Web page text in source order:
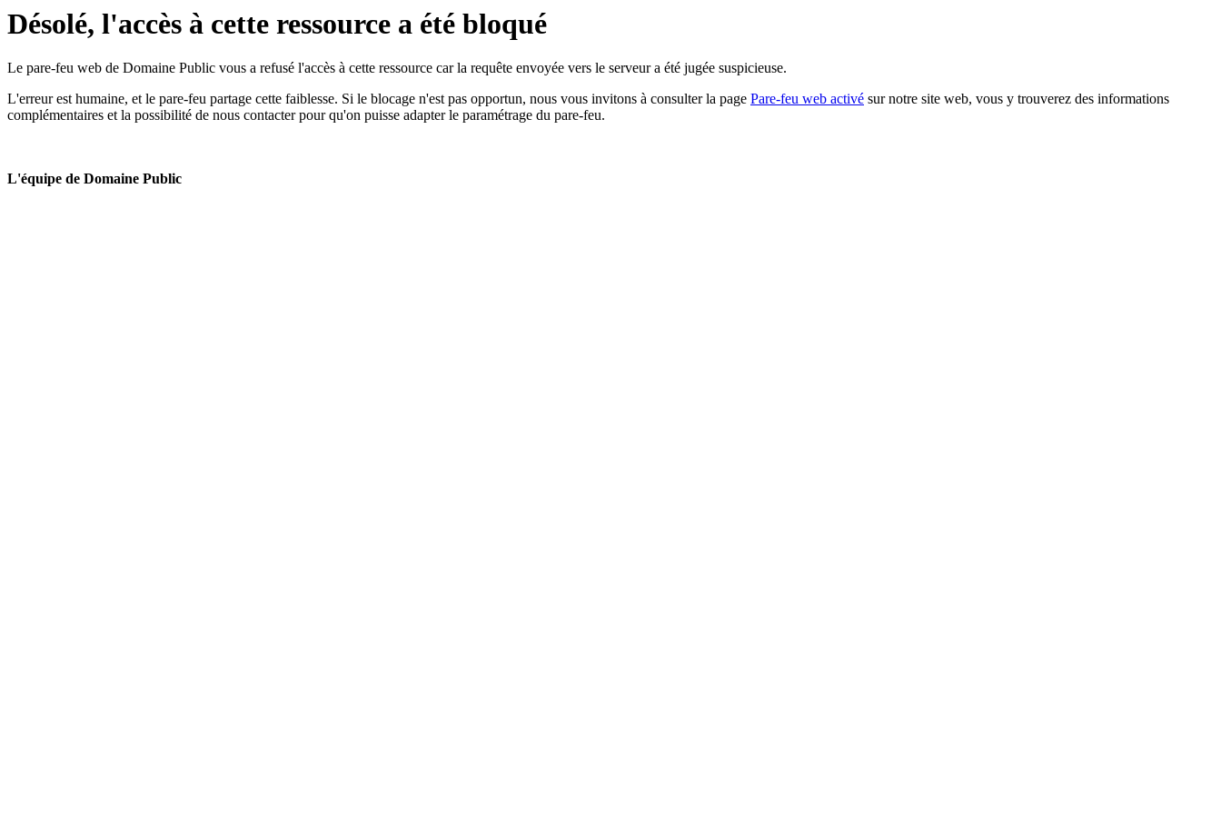
Désolé, l'accès à cette ressource a été bloqué
Le pare-feu web de Domaine Public vous a refusé l'accès à cette ressource car la requête envoyée vers le serveur a été jugée suspicieuse.
L'erreur est humaine, et le pare-feu partage cette faiblesse. Si le blocage n'est pas opportun, nous vous invitons à consulter la page Pare-feu web activé sur notre site web, vous y trouverez des informations
complémentaires et la possibilité de nous contacter pour qu'on puisse adapter le paramétrage du pare-feu.
L'équipe de Domaine Public